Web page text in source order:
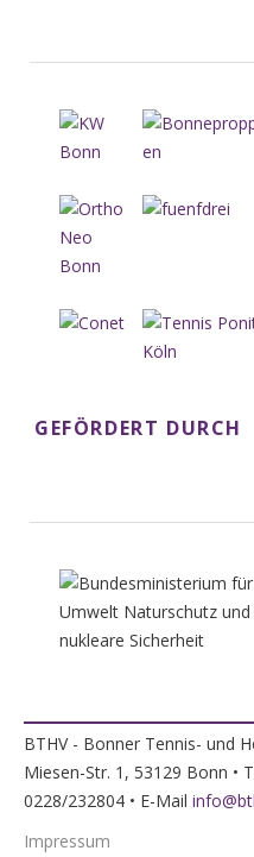
GEFÖRDERT DURCH
BTHV - Bonner Tennis- und
Miesen-Str. 1, 53129 Bonn •
0228/232804 • E-Mail
Impressum